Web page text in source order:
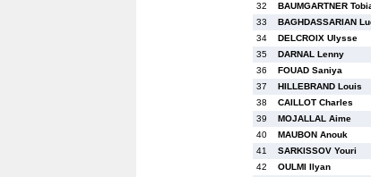
32
BAUMGARTNER
33
BAGHDASSARIAN
34
DELCROIX Ulysse
35
DARNAL Lenny
36
FOUAD Saniya
37
HILLEBRAND Louis
38
CAILLOT Charles
39
MOJALLAL Aime
40
MAUBON Anouk
41
SARKISSOV Youri
42
OULMI Ilyan